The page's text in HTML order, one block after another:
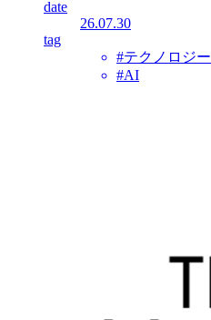
date
26.07.30
tag
#テクノロジー
#AI